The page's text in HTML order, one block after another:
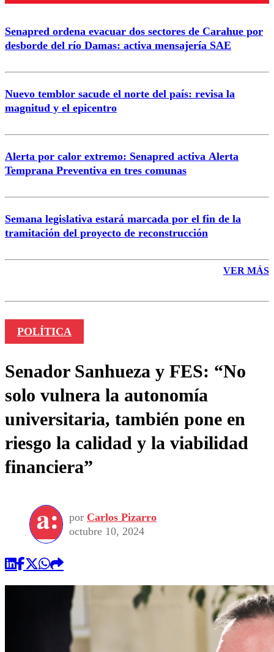
Correo
Senapred ordena evacuar dos sectores de Carahue por
desborde del río Damas: activa mensajería SAE
Nuevo temblor sacude el norte del país: revisa la
magnitud y el epicentro
Alerta por calor extremo: Senapred activa Alerta
Temprana Preventiva en tres comunas
Semana legislativa estará marcada por el fin de la
tramitación del proyecto de reconstrucción
VER MÁS
POLÍTICA
Senador Sanhueza y FES: “No
solo vulnera la autonomía
universitaria, también pone en
riesgo la calidad y la viabilidad
financiera”
por Carlos Pizarro
octubre 10, 2024